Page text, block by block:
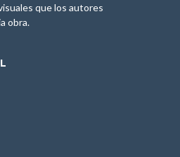
que los autores
obra.